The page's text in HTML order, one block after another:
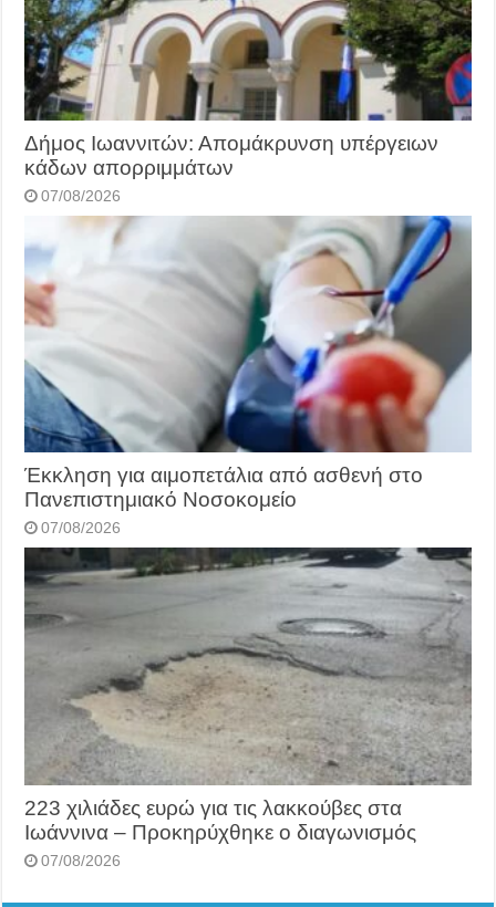
Δήμος Ιωαννιτών: Απομάκρυνση υπέργειων
κάδων απορριμμάτων
07/08/2026
Έκκληση για αιμοπετάλια από ασθενή στο
Πανεπιστημιακό Νοσοκομείο
07/08/2026
223 χιλιάδες ευρώ για τις λακκούβες στα
Ιωάννινα – Προκηρύχθηκε ο διαγωνισμός
07/08/2026